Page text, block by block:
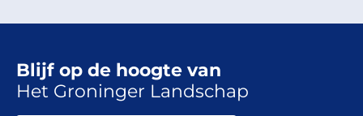
Blijf op de hoogte van
Het Groninger Landschap